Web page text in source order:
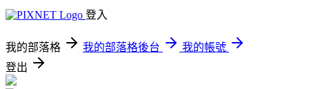
登入
我的部落格 我的部落格後台
我的帳號
登出